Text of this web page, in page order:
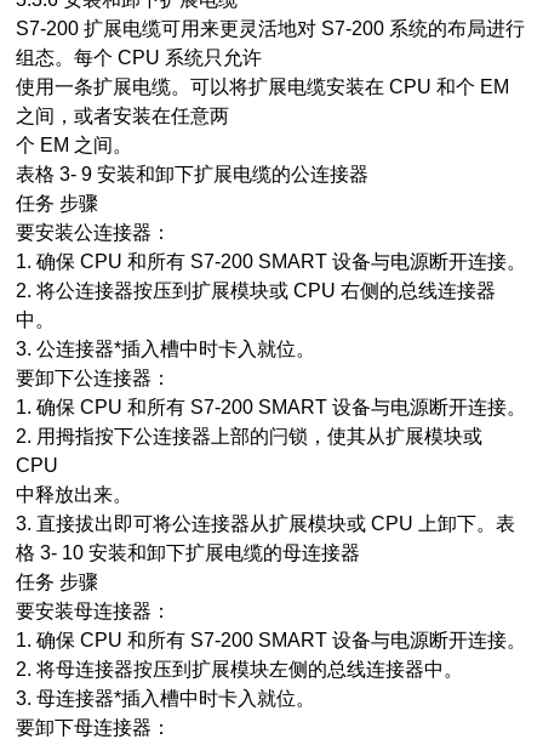
S7-200 扩展电缆可用来更灵活地对 S7-200 系统的布局进行
组态。每个 CPU 系统只允许
使用一条扩展电缆。可以将扩展电缆安装在 CPU 和个 EM
之间，或者安装在任意两
个 EM 之间。
表格 3- 9 安装和卸下扩展电缆的公连接器
任务 步骤
要安装公连接器：
1. 确保 CPU 和所有 S7-200 SMART 设备与电源断开连接。
2. 将公连接器按压到扩展模块或 CPU 右侧的总线连接器
中。
3. 公连接器*插入槽中时卡入就位。
要卸下公连接器：
1. 确保 CPU 和所有 S7-200 SMART 设备与电源断开连接。
2. 用拇指按下公连接器上部的闩锁，使其从扩展模块或
CPU
中释放出来。
3. 直接拔出即可将公连接器从扩展模块或 CPU 上卸下。表
格 3- 10 安装和卸下扩展电缆的母连接器
任务 步骤
要安装母连接器：
1. 确保 CPU 和所有 S7-200 SMART 设备与电源断开连接。
2. 将母连接器按压到扩展模块左侧的总线连接器中。
3. 母连接器*插入槽中时卡入就位。
要卸下母连接器：